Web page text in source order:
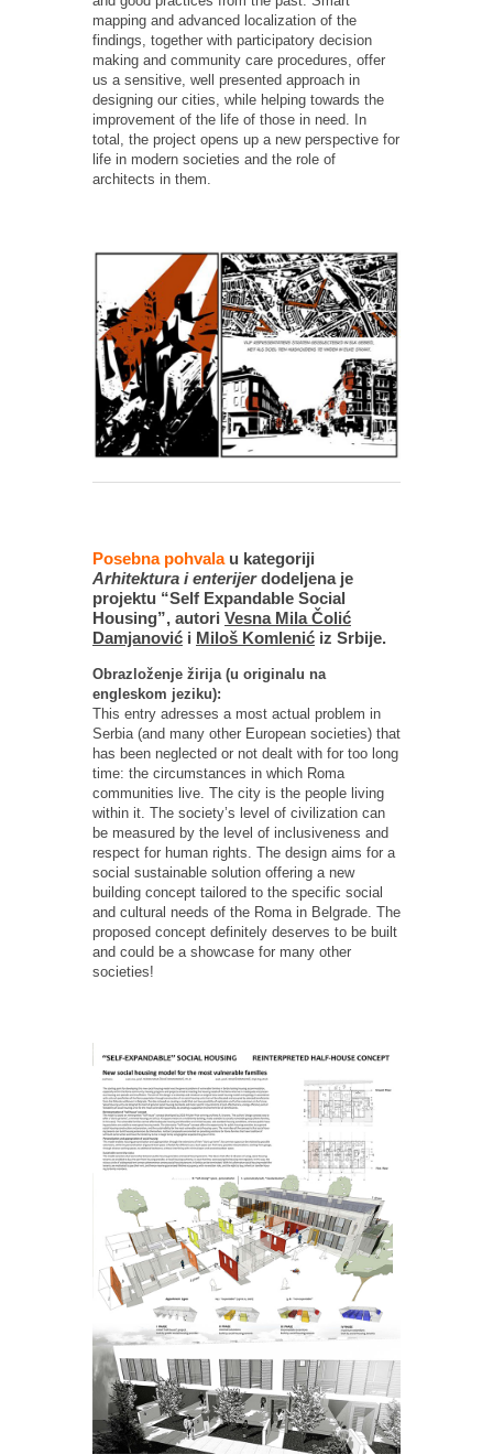
mapping and advanced localization of the
findings, together with participatory decision
making and community care procedures, offer
us a sensitive, well presented approach in
designing our cities, while helping towards the
improvement of the life of those in need. In
total, the project opens up a new perspective for
life in modern societies and the role of
architects in them.
Posebna pohvalau kategoriji
Arhitektura i enterijerdodeljena je
projektu “Self Expandable Social
Housing”, autori Vesna Mila Čolić
Damjanović i Miloš Komlenić iz Srbije.
Obrazloženje žirija (u originalu na
engleskom jeziku):
This entry adresses a most actual problem in
Serbia (and many other European societies) that
has been neglected or not dealt with for too long
time: the circumstances in which Roma
communities live. The city is the people living
within it. The society’s level of civilization can
be measured by the level of inclusiveness and
respect for human rights. The design aims for a
social sustainable solution offering a new
building concept tailored to the specific social
and cultural needs of the Roma in Belgrade. The
proposed concept definitely deserves to be built
and could be a showcase for many other
societies!